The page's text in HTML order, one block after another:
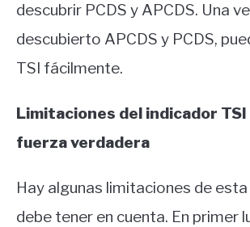
descubrir PCDS y APCDS. Una
descubierto APCDS y PCDS,
TSI fácilmente.
Limitaciones del indicador TSI
fuerza verdadera
Hay algunas limitaciones de
debe tener en cuenta. En primer